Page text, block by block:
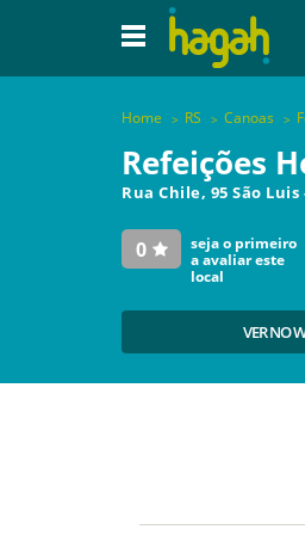
Home RS Canoas
Refeições
Rua Chile, 95 São Luis
0
seja o primeiro
a avaliar este
local
VER NO